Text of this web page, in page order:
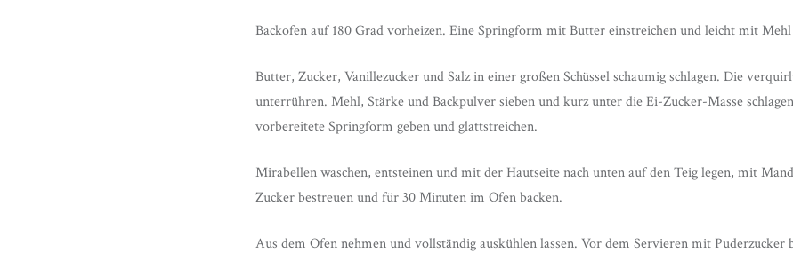
Backofen auf 180 Grad vorheizen. Eine Springform mit Butter einstreichen und leicht mit Mehl
Butter, Zucker, Vanillezucker und Salz in einer großen Schüssel schaumig schlagen. Die
unterrühren. Mehl, Stärke und Backpulver sieben und kurz unter die Ei-Zucker-Masse
vorbereitete Springform geben und glattstreichen.
Mirabellen waschen, entsteinen und mit der Hautseite nach unten auf den Teig legen, mit
Zucker bestreuen und für 30 Minuten im Ofen backen.
Aus dem Ofen nehmen und vollständig auskühlen lassen. Vor dem Servieren mit Puderzucker